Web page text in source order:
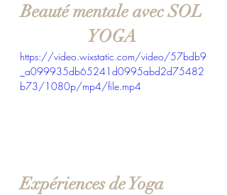
Beauté mentale avec SOL
YOGA
https://video.wixstatic.com/video/57bdb9
_a099935db65241d0995abd2d75482
b73/1080p/mp4/file.mp4
Expériences de Yoga